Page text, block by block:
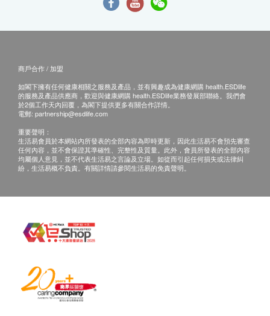
商戶合作 / 加盟
如閣下擁有任何健康相關之服務及產品，並有興趣成為健康網購 health.ESDlife
的服務及產品供應商，歡迎與健康網購 health.ESDlife業務發展部聯絡。我們會
於2個工作天內回覆，為閣下提供更多有關合作詳情。
電郵: partnership@esdlife.com
重要聲明：
生活易會員於本網站內所發表的全部內容為即時更新，因此生活易不會預先審查
任何內容，並不會保證其準確性、完整性及質量。此外，會員所發表的全部內容
均屬個人意見，並不代表生活易之言論及立場。如從而引起任何損失或法律糾
紛，生活易概不負責。有關詳情請參閱生活易的免責聲明。